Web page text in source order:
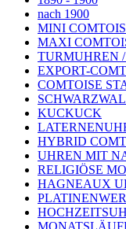
nach 1900
MINI
MAXI
TURMUHREN
EXPORT-
COMTOISE
KUCKUCK
HYBRID
UHREN MIT
RELIGIÖSE
HAGNEAUX